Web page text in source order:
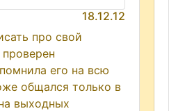
18.12.12
про свой
его на всю
общался только в
выходных